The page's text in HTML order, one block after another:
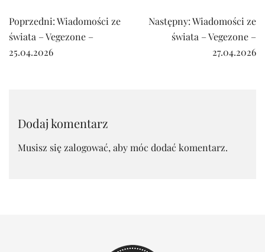
Nawigacja
wpisu
Poprzedni:Wiadomości ze
świata – Vegezone –
25.04.2026
Następny:Wiadomości ze
świata – Vegezone –
27.04.2026
Dodaj komentarz
Musisz sięzalogować, aby móc dodać komentarz.